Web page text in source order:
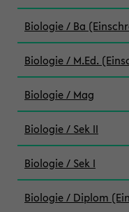
Biologie / Ba
Biologie / M.Ed.
Biologie / Mag
Biologie / Sek II
Biologie / Sek I
Biologie / Diplom